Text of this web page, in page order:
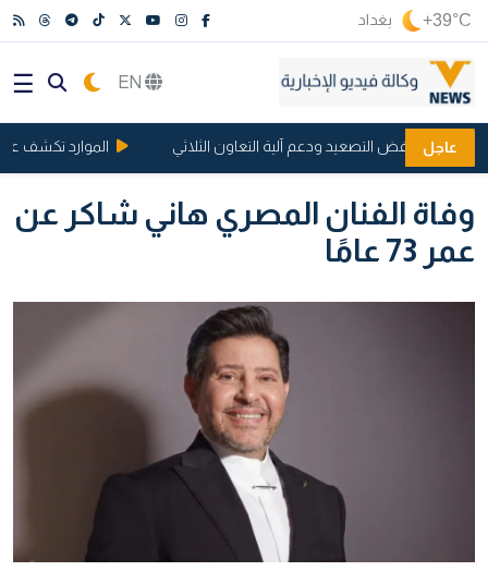
+39°C بغداد
عاجل
على خفض التصعيد ودعم آلية التعاون الثلاثي الموارد تكشف عن
وفاة الفنان المصري هاني شاكر عن
عمر 73 عامًا